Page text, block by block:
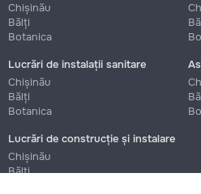
Chișinău
Bălți
Botanica
Lucrări de instalații sanitare
Chișinău
Bălți
Botanica
Lucrări de construcție și instalare
Chișinău
Bălți